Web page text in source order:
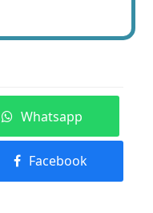
Whatsapp
Facebook